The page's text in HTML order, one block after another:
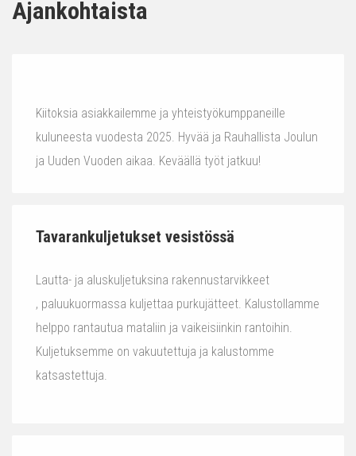
Ajankohtaista
Kiitoksia asiakkailemme ja yhteistyökumppaneille
kuluneesta vuodesta 2025. Hyvää ja Rauhallista Joulun
ja Uuden Vuoden aikaa. Keväällä työt jatkuu!
Tavarankuljetukset vesistössä
Lautta- ja aluskuljetuksina rakennustarvikkeet
, paluukuormassa kuljettaa purkujätteet. Kalustollamme
helppo rantautua mataliin ja vaikeisiinkin rantoihin.
Kuljetuksemme on vakuutettuja ja kalustomme
katsastettuja.